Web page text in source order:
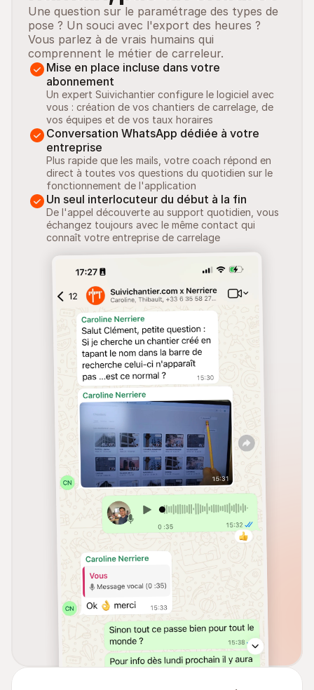
Une question sur le paramétrage des types de
pose ? Un souci avec l'export des heures ?
Vous parlez à de vrais humains qui
comprennent le métier de carreleur.
Mise en place incluse dans votre
abonnement
Un expert Suivichantier configure le logiciel avec
vous : création de vos chantiers de carrelage, de
vos équipes et de vos taux horaires
Conversation WhatsApp dédiée à votre
entreprise
Plus rapide que les mails, votre coach répond en
direct à toutes vos questions du quotidien sur le
fonctionnement de l'application
Un seul interlocuteur du début à la fin
De l'appel découverte au support quotidien, vous
échangez toujours avec le même contact qui
connaît votre entreprise de carrelage